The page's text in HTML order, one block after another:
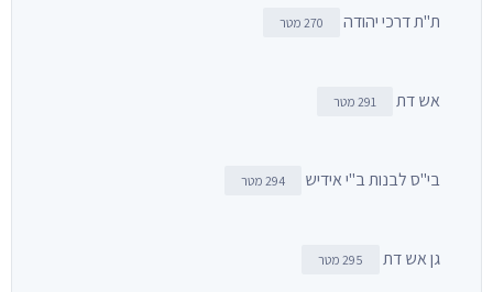
ת"ת דרכי יהודה 270 מטר
אש דת 291 מטר
בי"ס לבנות ב"י אידיש 294 מטר
גן אש דת 295 מטר